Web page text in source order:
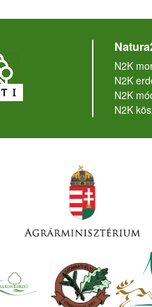
N2K
N2K
N2K
N2K